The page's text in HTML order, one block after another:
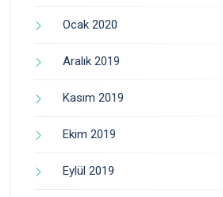
Ocak 2020
Aralık 2019
Kasım 2019
Ekim 2019
Eylül 2019